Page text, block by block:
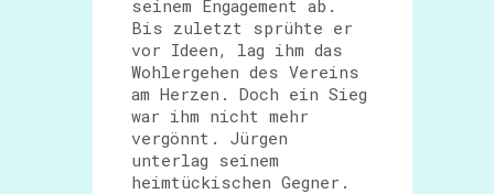
seinem Engagement ab.
Bis zuletzt sprühte er
vor Ideen, lag ihm das
Wohlergehen des Vereins
am Herzen. Doch ein Sieg
war ihm nicht mehr
vergönnt. Jürgen
unterlag seinem
heimtückischen Gegner.